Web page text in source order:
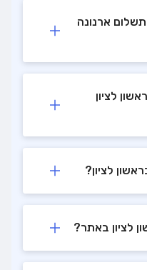
ארנונה
לציון
לציון?
לציון באתר?